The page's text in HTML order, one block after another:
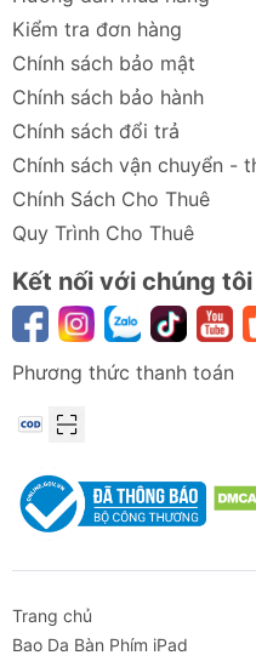
Kiểm tra đơn hàng
Chính sách bảo mật
Chính sách bảo hành
Chính sách đổi trả
Chính sách vận chuyển -
Chính Sách Cho Thuê
Quy Trình Cho Thuê
Kết nối với chúng tôi
Phương thức thanh toán
Trang chủ
Bao Da Bàn Phím iPad